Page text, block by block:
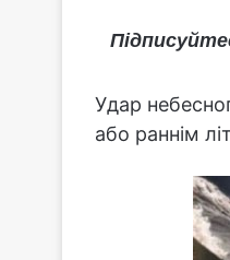
Удар
або раннім